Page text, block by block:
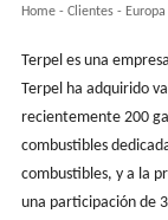
Home- Clientes-
Terpel es una
Terpel ha adquirido
recientemente 200
combustibles
combustibles, y a la
una participación de